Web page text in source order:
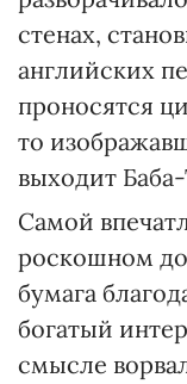
стенах,
английских
проносятся
то
выходит
Самой
роскошном
бумага
богатый
смысле